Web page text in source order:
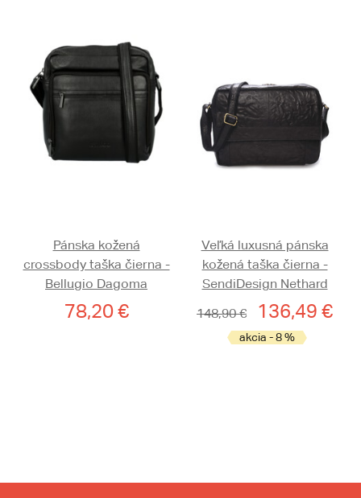
Pánska kožená
crossbody taška čierna -
Bellugio Dagoma
78,20 €
Veľká luxusná pánska
kožená taška čierna -
SendiDesign Nethard
148,90 €
136,49 €
akcia - 8 %